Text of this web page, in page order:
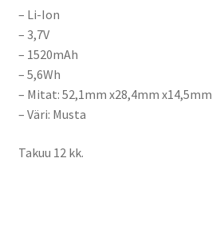
– Li-Ion
– 3,7V
– 1520mAh
– 5,6Wh
– Mitat: 52,1mm x28,4mm x14,5mm
– Väri: Musta
Takuu 12 kk.